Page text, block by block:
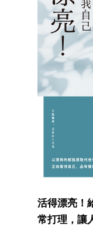
活得漂亮！
常打理，讓